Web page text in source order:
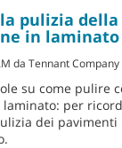
pulizia della
in laminato
da Tennant Company
su come pulire
per
dei pavimenti